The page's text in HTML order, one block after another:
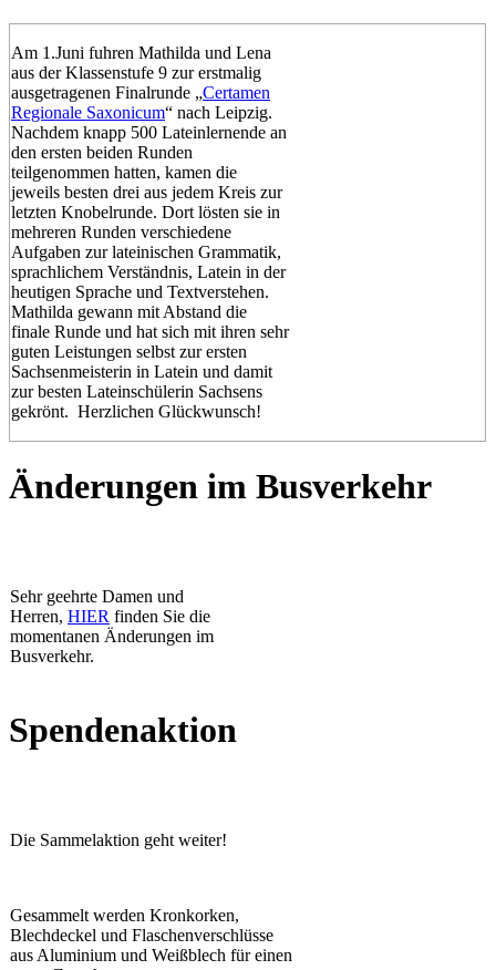
Am 1.Juni fuhren Mathilda und Lena
aus der Klassenstufe 9 zur erstmalig
ausgetragenen Finalrunde „Certamen
Regionale Saxonicum“ nach Leipzig.
Nachdem knapp 500 Lateinlernende an
den ersten beiden Runden
teilgenommen hatten, kamen die
jeweils besten drei aus jedem Kreis zur
letzten Knobelrunde. Dort lösten sie in
mehreren Runden verschiedene
Aufgaben zur lateinischen Grammatik,
sprachlichem Verständnis, Latein in der
heutigen Sprache und Textverstehen.
Mathilda gewann mit Abstand die
finale Runde und hat sich mit ihren sehr
guten Leistungen selbst zur ersten
Sachsenmeisterin in Latein und damit
zur besten Lateinschülerin Sachsens
gekrönt. Herzlichen Glückwunsch!
Änderungen im Busverkehr
Sehr geehrte Damen und
Herren, HIER finden Sie die
momentanen Änderungen im
Busverkehr.
Spendenaktion
Die Sammelaktion geht weiter!
Gesammelt werden Kronkorken,
Blechdeckel und Flaschenverschlüsse
aus Aluminium und Weißblech für einen